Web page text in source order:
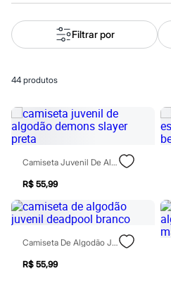
Feminino
Em alta
Inverno
Alfaiataria
Blusas e Camisetas
Calças
Casacos e Jaquetas
Jeans
Macacões
Saias
Vestidos
Acessórios
Bolsas
Bonés e Chapéus
Bijoux
Cintos
Óculos
Filtrar por
44 produtos
Camiseta Juvenil De Algodão Demons Slayer Preta
R$ 55,99
Camiseta De Algodão Juvenil Deadpool Branco
R$ 55,99